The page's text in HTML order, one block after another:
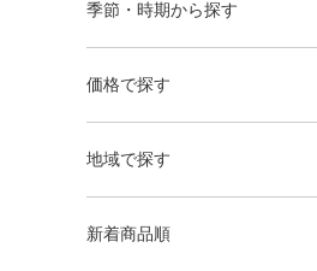
季節・時期から探す
価格で探す
地域で探す
新着商品順